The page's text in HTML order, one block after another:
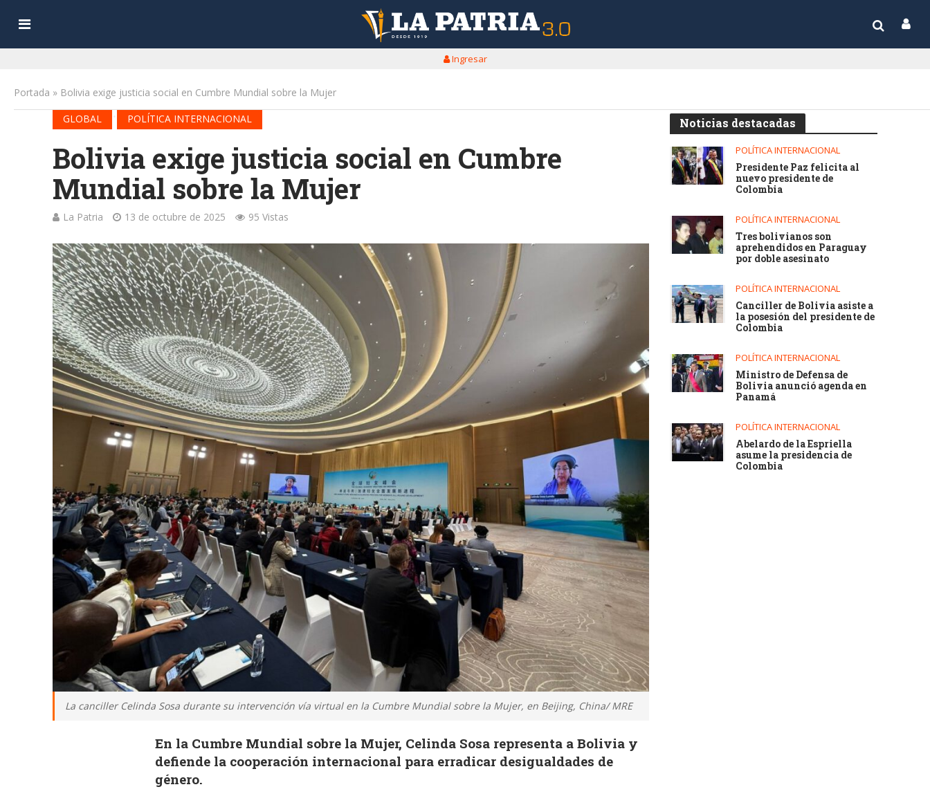
Ingresar
Portada » Bolivia exige justicia social en Cumbre Mundial sobre la Mujer
GLOBAL
POLÍTICA INTERNACIONAL
Bolivia exige justicia social en Cumbre
Mundial sobre la Mujer
La Patria 13 de octubre de 2025 95 Vistas
La canciller Celinda Sosa durante su intervención vía virtual en la Cumbre Mundial sobre la Mujer, en Beijing, China/ MRE
En la Cumbre Mundial sobre la Mujer, Celinda Sosa representa a Bolivia y
defiende la cooperación internacional para erradicar desigualdades de
género.
Noticias destacadas
POLÍTICA INTERNACIONAL
Presidente Paz felicita al
nuevo presidente de
Colombia
POLÍTICA INTERNACIONAL
Tres bolivianos son
aprehendidos en Paraguay
por doble asesinato
POLÍTICA INTERNACIONAL
Canciller de Bolivia asiste a
la posesión del presidente de
Colombia
POLÍTICA INTERNACIONAL
Ministro de Defensa de
Bolivia anunció agenda en
Panamá
POLÍTICA INTERNACIONAL
Abelardo de la Espriella
asume la presidencia de
Colombia